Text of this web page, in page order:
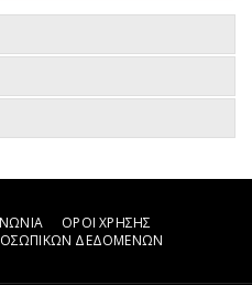
ΟΡΟΙ ΧΡΗΣΗΣ
ΔΕΔΟΜΕΝΩΝ